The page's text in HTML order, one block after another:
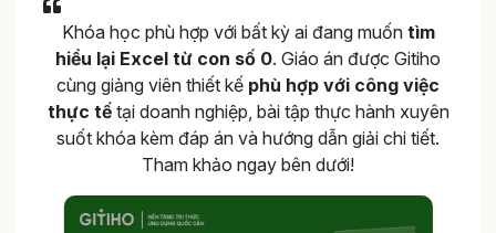
Khóa học phù hợp với bất kỳ ai đang muốn tìm
hiểu lại Excel từ con số 0. Giáo án được Gitiho
cùng giảng viên thiết kế phù hợp với công việc
thực tếtại doanh nghiệp, bài tập thực hành xuyên
suốt khóa kèm đáp án và hướng dẫn giải chi tiết.
Tham khảo ngay bên dưới!